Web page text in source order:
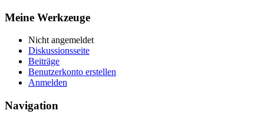
Meine Werkzeuge
Nicht angemeldet
Diskussionsseite
Beiträge
Benutzerkonto erstellen
Anmelden
Navigation